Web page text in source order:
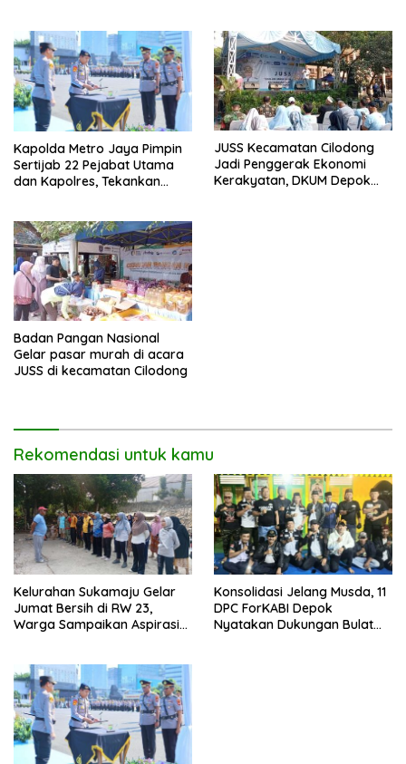
Kapolda Metro Jaya Pimpin
Sertijab 22 Pejabat Utama
dan Kapolres, Tekankan
JUSS Kecamatan Cilodong
Jadi Penggerak Ekonomi
Kerakyatan, DKUM Depok
Badan Pangan Nasional
Gelar pasar murah di acara
JUSS di kecamatan Cilodong
Rekomendasi untuk kamu
Kelurahan Sukamaju Gelar
Jumat Bersih di RW 23,
Warga Sampaikan Aspirasi
Konsolidasi Jelang Musda, 11
DPC ForKABI Depok
Nyatakan Dukungan Bulat